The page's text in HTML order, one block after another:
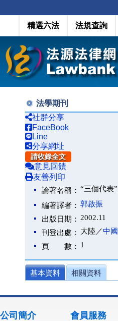
精選六法 法規查詢
法學期刊
社群分享
FaceBook
Line
分享網址
請收錄全文
意見回饋
友善列印
論著名稱： “三個代表
編著譯者： 郭啟振
出版日期： 2002.11
刊登出處： 大陸／中
頁 數： 1
基本資料 相關資料
公司簡介 會員服務